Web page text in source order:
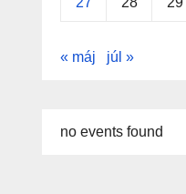
« máj júl »
no events found